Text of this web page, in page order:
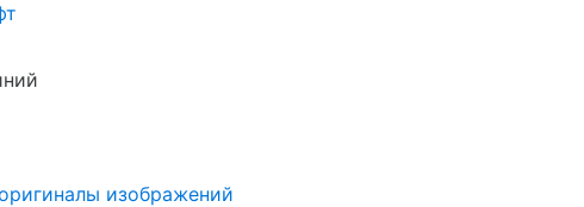
изображений